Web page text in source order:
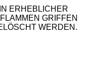
SCH
GRIFFEN DEM
WERDEN.